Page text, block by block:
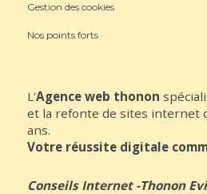
Gestion des cookies
Nos points forts
L'Agence web thonon
et la refonte de sites internet
ans.
Votre réussite digitale
Conseils Internet-Thonon